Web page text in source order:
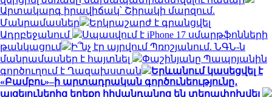
Արտակարգ իրավիճակ՝ Շիրակի մարզում.
Մանրամասներ
Երկրաշարժ է գրանցվել
Ադրբեջանում
Սպասվում է iPhone 17 սմարթֆոնների
թանկացում
Ի՞նչ էր այրվում Պռոշյանում. ՆԳՆ-ն
մանրամասներ է հայտնել
Փաշինյանը Պապոյանին
գործուղում է Ղազախստան
Երևանում կասեցվել է
«Բամբու»–ի արտադրական գործունեությունը․
այցելուներից երեքը հիվանդանոց են տեղափոխվել